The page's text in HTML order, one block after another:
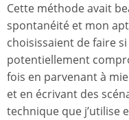
Cette méthode avait
spontanéité et mon
choisissaient de faire
potentiellement
fois en parvenant à
et en écrivant des
technique que j’utilise